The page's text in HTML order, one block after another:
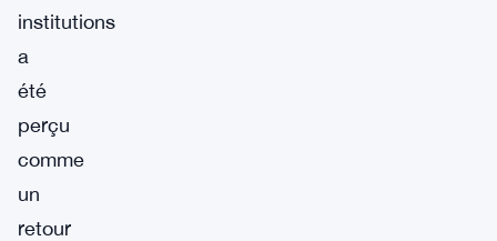
institutions
a
été
perçu
comme
un
retour